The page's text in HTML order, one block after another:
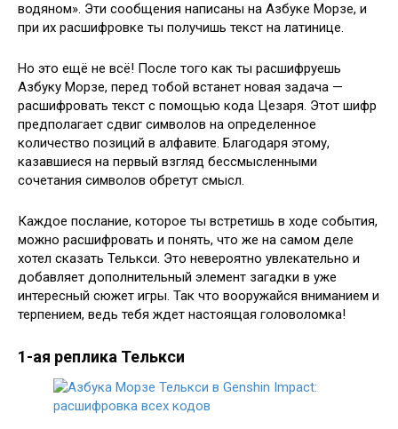
водяном». Эти сообщения написаны на Азбуке Морзе, и
при их расшифровке ты получишь текст на латинице.
Но это ещё не всё! После того как ты расшифруешь
Азбуку Морзе, перед тобой встанет новая задача —
расшифровать текст с помощью кода Цезаря. Этот шифр
предполагает сдвиг символов на определенное
количество позиций в алфавите. Благодаря этому,
казавшиеся на первый взгляд бессмысленными
сочетания символов обретут смысл.
Каждое послание, которое ты встретишь в ходе события,
можно расшифровать и понять, что же на самом деле
хотел сказать Телькси. Это невероятно увлекательно и
добавляет дополнительный элемент загадки в уже
интересный сюжет игры. Так что вооружайся вниманием и
терпением, ведь тебя ждет настоящая головоломка!
1-ая реплика Телькси